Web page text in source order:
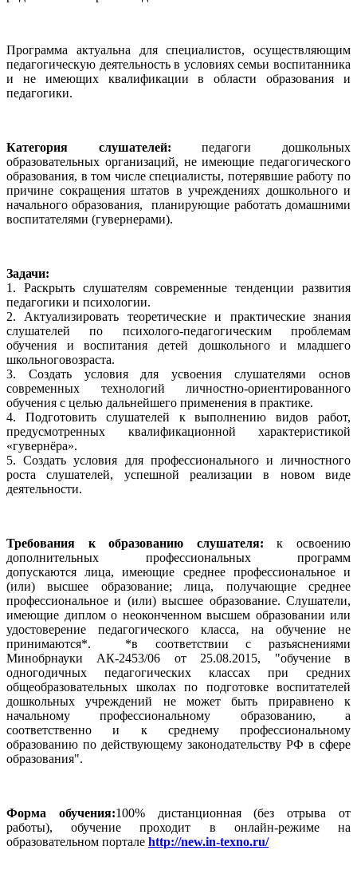
Программа актуальна для специалистов, осуществляющим
педагогическую деятельность в условиях семьи воспитанника
и не имеющих квалификации в области образования и
педагогики.
Категория слушателей: педагоги дошкольных
образовательных организаций, не имеющие педагогического
образования, в том числе специалисты, потерявшие работу по
причине сокращения штатов в учреждениях дошкольного и
начального образования, планирующие работать домашними
воспитателями (гувернерами).
Задачи:
1. Раскрыть слушателям современные тенденции развития
педагогики и психологии.
2. Актуализировать теоретические и практические знания
слушателей по психолого-педагогическим проблемам
обучения и воспитания детей дошкольного и младшего
школьноговозраста.
3. Создать условия для усвоения слушателями основ
современных технологий личностно-ориентированного
обучения с целью дальнейшего применения в практике.
4. Подготовить слушателей к выполнению видов работ,
предусмотренных квалификационной характеристикой
«гувернёра».
5. Создать условия для профессионального и личностного
роста слушателей, успешной реализации в новом виде
деятельности.
Требования к образованию слушателя: к освоению
дополнительных профессиональных программ
допускаются лица, имеющие среднее профессиональное и
(или) высшее образование; лица, получающие среднее
профессиональное и (или) высшее образование. Слушатели,
имеющие диплом о неоконченном высшем образовании или
удостоверение педагогического класса, на обучение не
принимаются*. *в соответствии с разъяснениями
Минобрнауки АК-2453/06 от 25.08.2015, "обучение в
одногодичных педагогических классах при средних
общеобразовательных школах по подготовке воспитателей
дошкольных учреждений не может быть приравнено к
начальному профессиональному образованию, а
соответственно и к среднему профессиональному
образованию по действующему законодательству РФ в сфере
образования".
Форма обучения:100% дистанционная (без отрыва от
работы), обучение проходит в онлайн-режиме на
образовательном портале http://new.in-texno.ru/